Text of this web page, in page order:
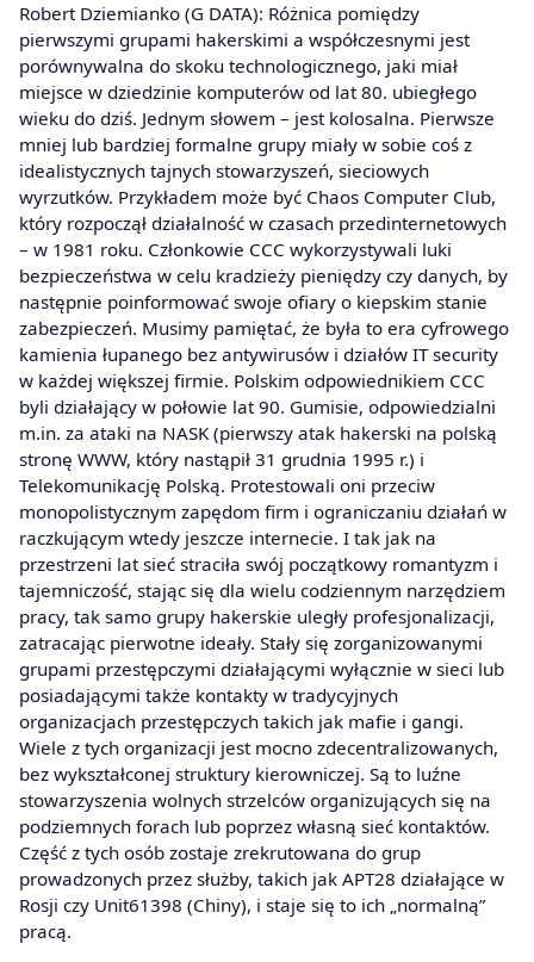
Robert Dziemianko (G DATA): Różnica pomiędzy
pierwszymi grupami hakerskimi a współczesnymi jest
porównywalna do skoku technologicznego, jaki miał
miejsce w dziedzinie komputerów od lat 80. ubiegłego
wieku do dziś. Jednym słowem – jest kolosalna. Pierwsze
mniej lub bardziej formalne grupy miały w sobie coś z
idealistycznych tajnych stowarzyszeń, sieciowych
wyrzutków. Przykładem może być Chaos Computer Club,
który rozpoczął działalność w czasach przedinternetowych
– w 1981 roku. Członkowie CCC wykorzystywali luki
bezpieczeństwa w celu kradzieży pieniędzy czy danych, by
następnie poinformować swoje ofiary o kiepskim stanie
zabezpieczeń. Musimy pamiętać, że była to era cyfrowego
kamienia łupanego bez antywirusów i działów IT security
w każdej większej firmie. Polskim odpowiednikiem CCC
byli działający w połowie lat 90. Gumisie, odpowiedzialni
m.in. za ataki na NASK (pierwszy atak hakerski na polską
stronę WWW, który nastąpił 31 grudnia 1995 r.) i
Telekomunikację Polską. Protestowali oni przeciw
monopolistycznym zapędom firm i ograniczaniu działań w
raczkującym wtedy jeszcze internecie. I tak jak na
przestrzeni lat sieć straciła swój początkowy romantyzm i
tajemniczość, stając się dla wielu codziennym narzędziem
pracy, tak samo grupy hakerskie uległy profesjonalizacji,
zatracając pierwotne ideały. Stały się zorganizowanymi
grupami przestępczymi działającymi wyłącznie w sieci lub
posiadającymi także kontakty w tradycyjnych
organizacjach przestępczych takich jak mafie i gangi.
Wiele z tych organizacji jest mocno zdecentralizowanych,
bez wykształconej struktury kierowniczej. Są to luźne
stowarzyszenia wolnych strzelców organizujących się na
podziemnych forach lub poprzez własną sieć kontaktów.
Część z tych osób zostaje zrekrutowana do grup
prowadzonych przez służby, takich jak APT28 działające w
Rosji czy Unit61398 (Chiny), i staje się to ich „normalną”
pracą.